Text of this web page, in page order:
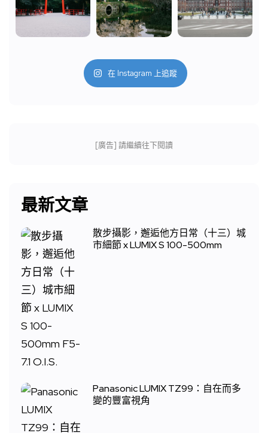
在 Instagram 上追蹤
[廣告] 請繼續往下閱讀
最新文章
散步攝影，邂逅他方日常（十三）城
市細節 x LUMIX S 100-500mm
Panasonic LUMIX TZ99：自在而多
變的豐富視角